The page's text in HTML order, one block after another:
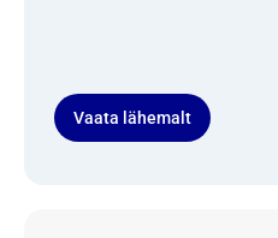
Vaata lähemalt